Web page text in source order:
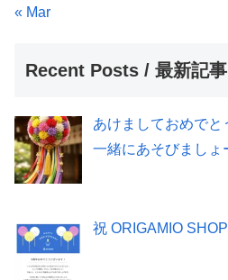
« Mar
Recent Posts / 最新記事
あけましておめでと
一緒にあそびましょ
祝 ORIGAMIO